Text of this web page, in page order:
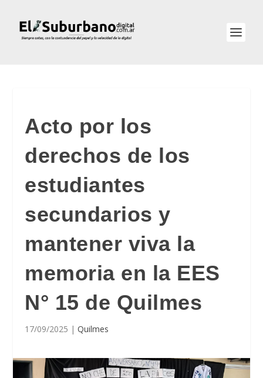
Acto por los
derechos de los
estudiantes
secundarios y
mantener viva la
memoria en la EES
N° 15 de Quilmes
17/09/2025 |Quilmes